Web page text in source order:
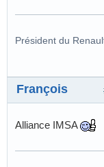
Président du
François
Alliance IMSA